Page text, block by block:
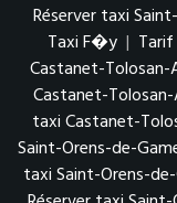
Réserver taxi
Taxi F�y |
Castanet-
Castanet-
taxi Castanet-
Saint-Orens-de-
taxi Saint-Orens-